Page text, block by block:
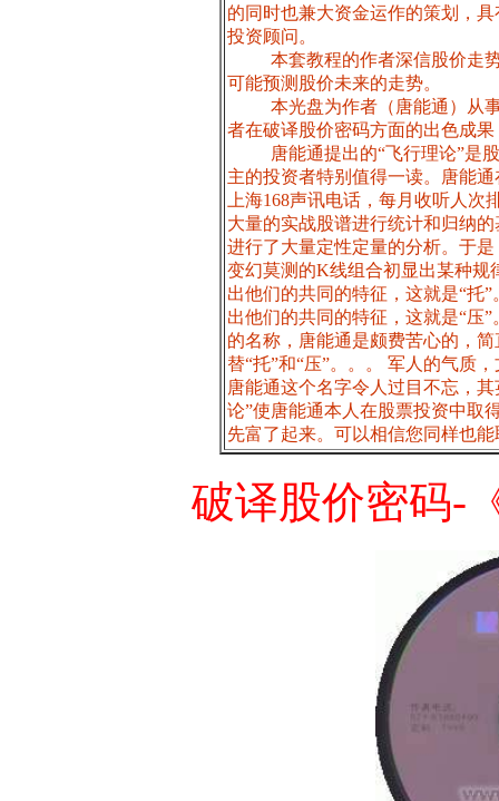
的同时也兼大资金运作的策划，
投资顾问。
本套教程的作者深信股价走
可能预测股价未来的走势。
本光盘为作者（唐能通）从
者在破译股价密码方面的出色成
唐能通提出的“飞行理论”是
主的投资者特别值得一读。唐能
上海168声讯电话，每月收听人
大量的实战股谱进行统计和归纳
进行了大量定性定量的分析。于
变幻莫测的K线组合初显出某种规
出他们的共同的特征，这就是“托
出他们的共同的特征，这就是“压
的名称，唐能通是颇费苦心的，
替“托”和“压”。。。 军人的气质
唐能通这个名字令人过目不忘，
论”使唐能通本人在股票投资中取
先富了起来。可以相信您同样也
破译股价密码-